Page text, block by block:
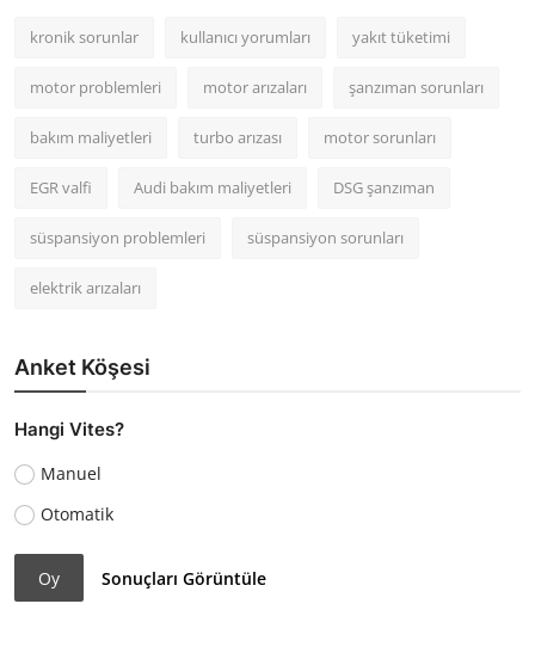
kronik sorunlar kullanıcı yorumları yakıt tüketimi
motor problemleri motor arızaları şanzıman sorunları
bakım maliyetleri turbo arızası motor sorunları
EGR valfi Audi bakım maliyetleri DSG şanzıman
süspansiyon problemleri süspansiyon sorunları
elektrik arızaları
Anket Köşesi
Hangi Vites?
Manuel
Otomatik
Oy Sonuçları Görüntüle